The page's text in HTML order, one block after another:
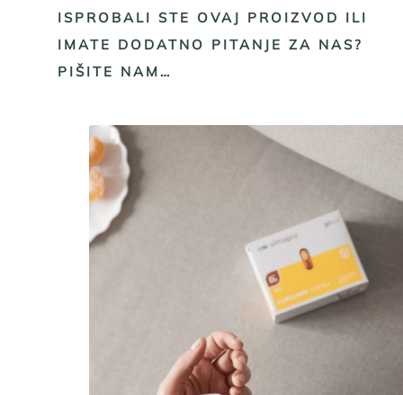
ISPROBALI STE OVAJ PROIZVOD ILI
IMATE DODATNO PITANJE ZA NAS?
PIŠITE NAM…